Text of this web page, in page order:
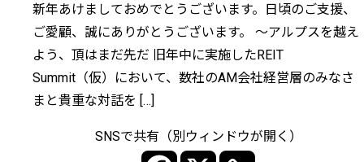
新年あけましておめでとうございます。日頃のご支援、
ご愛顧、誠にありがとうございます。 〜アルプスを越え
よう、頂はまだ先だ 旧年中に実施したREIT
Summit（仮）において、数社のAM会社経営層のみなさ
まと貴重な対話を […]
SNSで共有（別ウィンドウが開く）